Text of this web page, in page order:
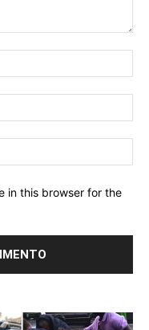
in this browser for the